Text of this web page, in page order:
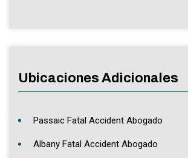
Ubicaciones Adicionales
Passaic Fatal Accident Abogado
Albany Fatal Accident Abogado